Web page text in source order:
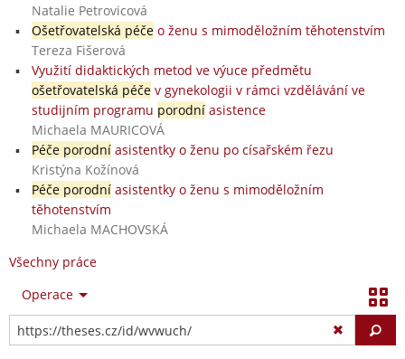
Natalie Petrovicová
Ošetřovatelská péčeo ženu s mimoděložním těhotenstvím
Tereza Fišerová
Využití didaktických metod ve výuce předmětu
ošetřovatelská péčev gynekologii v rámci vzdělávání ve
studijním programu porodníasistence
Michaela MAURICOVÁ
Péče porodníasistentky o ženu po císařském řezu
Kristýna Kožínová
Péče porodníasistentky o ženu s mimoděložním
těhotenstvím
Michaela MACHOVSKÁ
Všechny práce
Operace